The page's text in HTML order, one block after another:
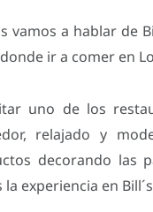
vamos a hablar de
ir a comer en
uno de los
relajado y
decorando las
la experiencia en